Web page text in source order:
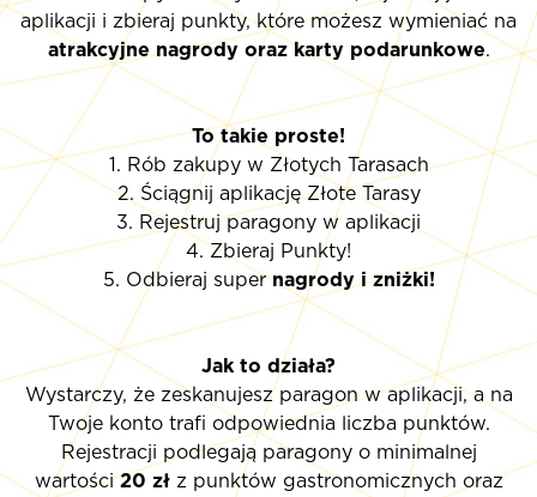
aplikacji i zbieraj punkty, które możesz wymieniać na
atrakcyjne nagrody oraz karty podarunkowe.
To takie proste!
1. Rób zakupy w Złotych Tarasach
2. Ściągnij aplikację Złote Tarasy
3. Rejestruj paragony w aplikacji
4. Zbieraj Punkty!
5. Odbieraj supernagrody i zniżki!
Jak to działa?
Wystarczy, że zeskanujesz paragon w aplikacji, a na
Twoje konto trafi odpowiednia liczba punktów.
Rejestracji podlegają paragony o minimalnej
wartości20 złz punktów gastronomicznych oraz